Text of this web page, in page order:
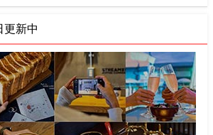
更新中